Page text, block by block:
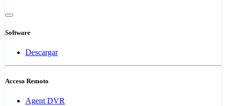
Software
Descargar
Acceso Remoto
Agent DVR